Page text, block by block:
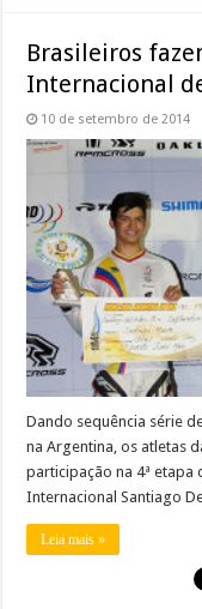
Brasileiros
Internacional
10 de setembro de 2014
Dando sequência série
na Argentina, os atletas
participação na 4ª
Internacional Santiago
Leia mais »